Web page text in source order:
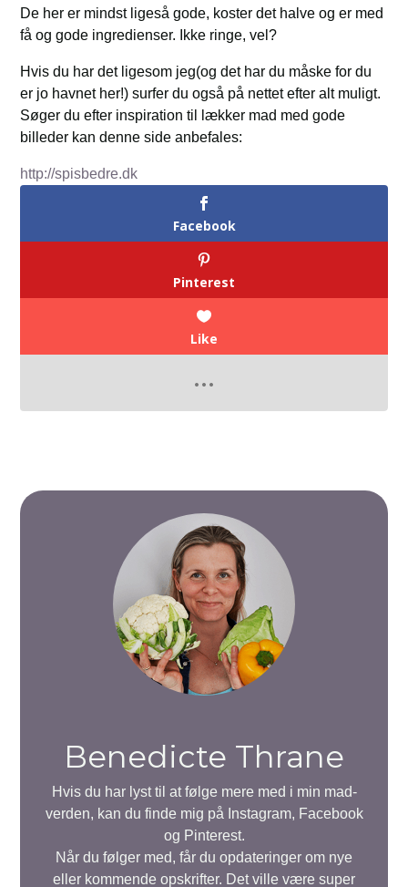
De her er mindst ligeså gode, koster det halve og er med
få og gode ingredienser. Ikke ringe, vel?
Hvis du har det ligesom jeg(og det har du måske for du
er jo havnet her!) surfer du også på nettet efter alt muligt.
Søger du efter inspiration til lækker mad med gode
billeder kan denne side anbefales:
http://spisbedre.dk
Facebook
Pinterest
Like
Benedicte Thrane
Hvis du har lyst til at følge mere med i min mad-
verden, kan du finde mig på Instagram, Facebook
og Pinterest.
Når du følger med, får du opdateringer om nye
eller kommende opskrifter. Det ville være super